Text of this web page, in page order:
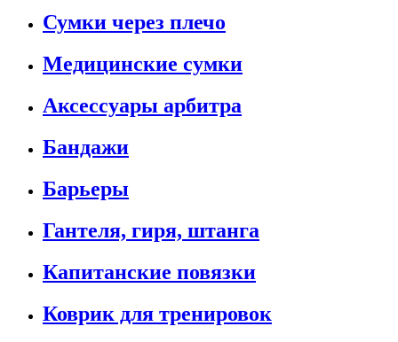
Сумки через плечо
Медицинские сумки
Аксессуары арбитра
Бандажи
Барьеры
Гантеля, гиря, штанга
Капитанские повязки
Коврик для тренировок